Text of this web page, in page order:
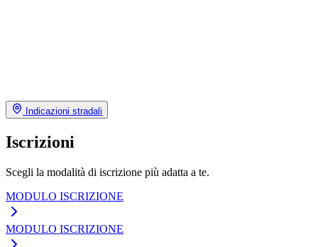
Indicazioni stradali
Iscrizioni
Scegli la modalità di iscrizione più adatta a te.
MODULO ISCRIZIONE
MODULO ISCRIZIONE